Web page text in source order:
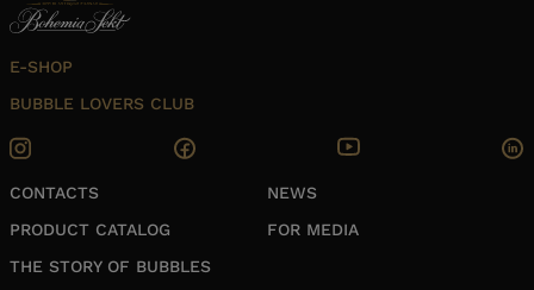
E-SHOP
BUBBLE LOVERS CLUB
CONTACTS
PRODUCT CATALOG
THE STORY OF BUBBLES
NEWS
FOR MEDIA